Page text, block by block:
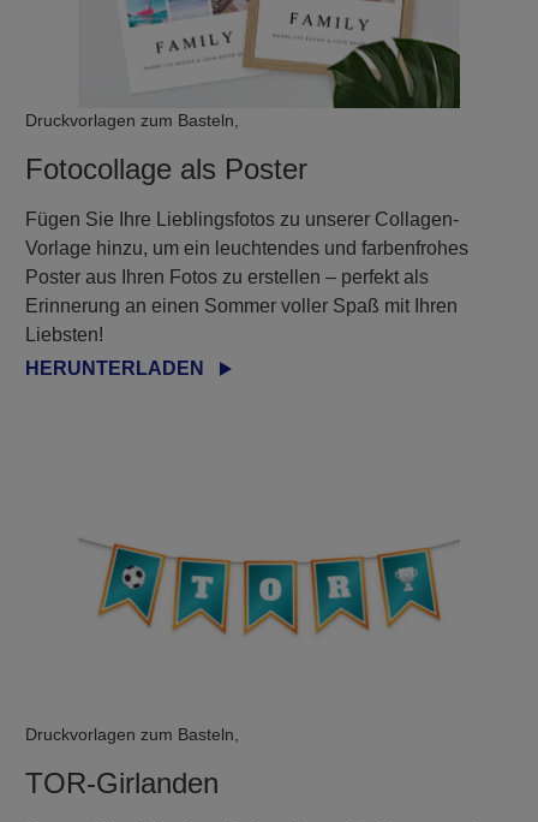
Druckvorlagen zum Basteln,
Fotocollage als Poster
Fügen Sie Ihre Lieblingsfotos zu unserer Collagen-
Vorlage hinzu, um ein leuchtendes und farbenfrohes
Poster aus Ihren Fotos zu erstellen – perfekt als
Erinnerung an einen Sommer voller Spaß mit Ihren
Liebsten!
HERUNTERLADEN
Druckvorlagen zum Basteln,
TOR-Girlanden